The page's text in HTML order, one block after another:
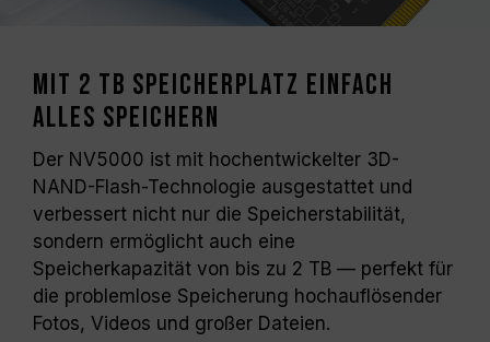
Mit 2 TB Speicherplatz einfach
alles speichern
Der NV5000 ist mit hochentwickelter 3D-
NAND-Flash-Technologie ausgestattet und
verbessert nicht nur die Speicherstabilität,
sondern ermöglicht auch eine
Speicherkapazität von bis zu 2 TB — perfekt für
die problemlose Speicherung hochauflösender
Fotos, Videos und großer Dateien.